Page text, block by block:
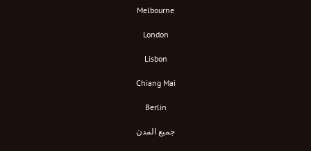
Melbourne
London
Lisbon
Chiang Mai
Berlin
جميع المدن